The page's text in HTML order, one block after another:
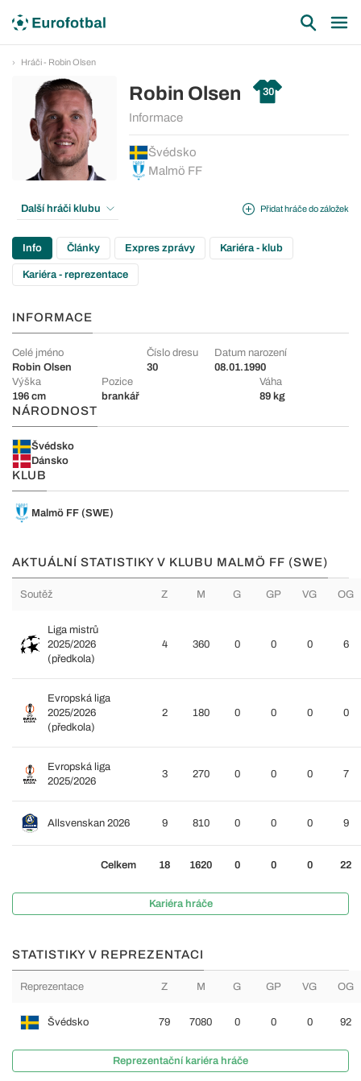
Hráči - Robin Olsen
Robin Olsen 30
Informace
Švédsko
Malmö FF
Přidat hráče do záložek
Další hráči klubu
Info Články Expres zprávy Kariéra - klub
Kariéra - reprezentace
INFORMACE
Celé jméno
Robin Olsen
Číslo dresu
30
Datum narození
08.01.1990
Výška
196 cm
Pozice
brankář
Váha
89 kg
NÁRODNOST
Švédsko
Dánsko
KLUB
Malmö FF (SWE)
AKTUÁLNÍ STATISTIKY V KLUBU MALMÖ FF (SWE)
Soutěž Z M G GP VG OG
Liga mistrů
2025/2026
(předkola)
4 360 0 0 0 6
Evropská liga
2025/2026
(předkola)
2 180 0 0 0 0
Evropská liga
2025/2026
3 270 0 0 0 7
Allsvenskan 2026 9 810 0 0 0 9
Celkem 18 1620 0 0 0 22
Kariéra hráče
STATISTIKY V REPREZENTACI
Reprezentace Z M G GP VG OG
Švédsko 79 7080 0 0 0 92
Reprezentační kariéra hráče